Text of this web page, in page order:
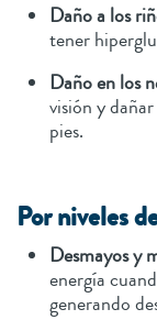
Daño a los
tener
Daño en los
visión y
pies.
Por niveles
Desmayos y
energía
generando